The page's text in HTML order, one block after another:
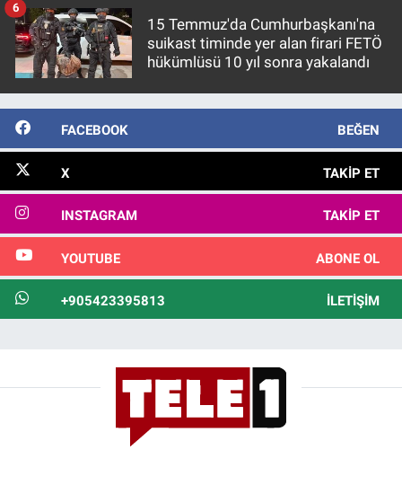
15 Temmuz'da Cumhurbaşkanı'na
suikast timinde yer alan firari FETÖ
hükümlüsü 10 yıl sonra yakalandı
6
FACEBOOK BEĞEN
X TAKIP ET
INSTAGRAM TAKIP ET
YOUTUBE ABONE OL
+905423395813 İLETIŞIM